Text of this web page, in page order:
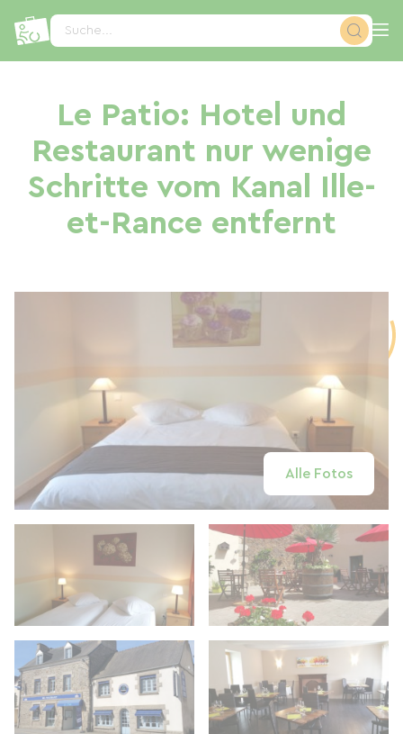
Suche...
Le Patio: Hotel und
Restaurant nur wenige
Schritte vom Kanal Ille-
et-Rance entfernt
Alle Fotos
Cookie-Einstellungen